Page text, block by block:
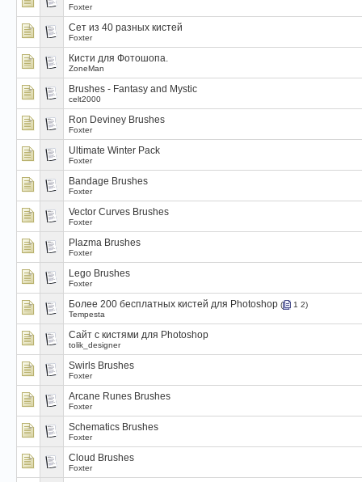
Foxter
Сет из 40 разных кистей
Foxter
Кисти для Фотошопа.
ZoneMan
Brushes - Fantasy and Mystic
celt2000
Ron Deviney Brushes
Foxter
Ultimate Winter Pack
Foxter
Bandage Brushes
Foxter
Vector Curves Brushes
Foxter
Plazma Brushes
Foxter
Lego Brushes
Foxter
Более 200 бесплатных кистей для Photoshop ( 1 2)
Tempesta
Cайт с кистями для Photoshop
tolik_designer
Swirls Brushes
Foxter
Arcane Runes Brushes
Foxter
Schematics Brushes
Foxter
Cloud Brushes
Foxter